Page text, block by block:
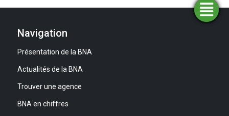
Navigation
Présentation de la BNA
Actualités de la BNA
Trouver une agence
BNA en chiffres
Trouver
une
agence
Demander
un
financement
Simulateurs
Ouvrir
un
compte